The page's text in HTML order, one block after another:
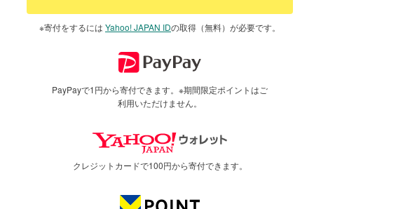
※寄付をするには Yahoo! JAPAN IDの取得（無料）が必要です。
PayPayで1円から寄付できます。※期間限定ポイントはご
利用いただけません。
クレジットカードで100円から寄付できます。